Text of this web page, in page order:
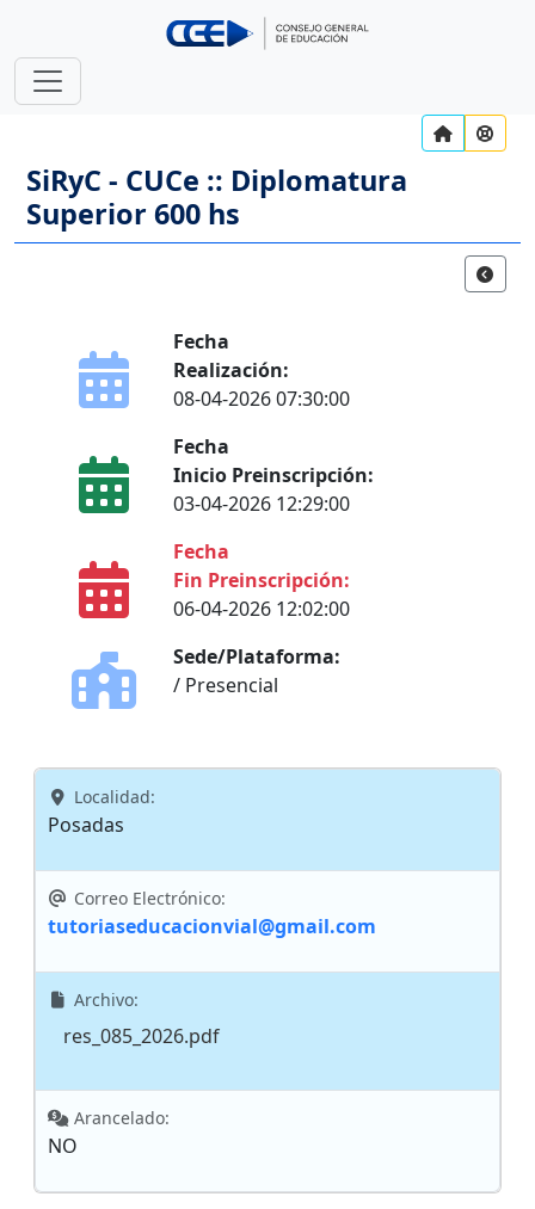
SiRyC - CUCe :: Diplomatura
Superior 600 hs
Fecha
Realización:
08-04-2026 07:30:00
Fecha
Inicio Preinscripción:
03-04-2026 12:29:00
Fecha
Fin Preinscripción:
06-04-2026 12:02:00
Sede/Plataforma:
/ Presencial
Localidad:
Posadas
Correo Electrónico:
tutoriaseducacionvial@gmail.com
Archivo:
res_085_2026.pdf
Arancelado:
NO